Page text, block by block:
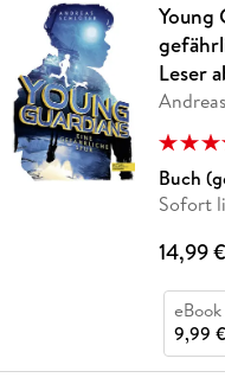
Young
Leser
Buch
Sofort
14,99 €
9,99 €